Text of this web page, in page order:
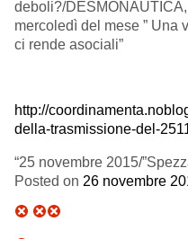
deboli?/
mercoledì del mese ” Una
ci rende asociali”
http://
della-trasmissione-del-
“25 novembre 2015/
Posted on 26 novembre